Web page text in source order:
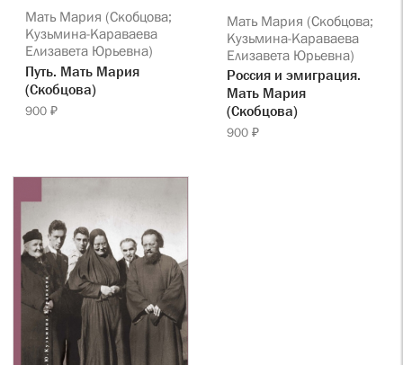
Мать Мария (Скобцова;
Кузьмина-Караваева
Елизавета Юрьевна)
Путь. Мать Мария
(Скобцова)
900 ₽
Мать Мария (Скобцова;
Кузьмина-Караваева
Елизавета Юрьевна)
Россия и эмиграция.
Мать Мария
(Скобцова)
900 ₽